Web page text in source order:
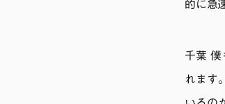
的に急
千葉 僕
れます